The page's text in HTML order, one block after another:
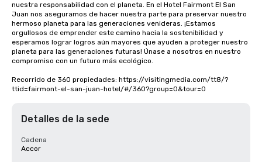
nuestra responsabilidad con el planeta. En el Hotel Fairmont El San
Juan nos aseguramos de hacer nuestra parte para preservar nuestro
hermoso planeta para las generaciones venideras. ¡Estamos
orgullosos de emprender este camino hacia la sostenibilidad y
esperamos lograr logros aún mayores que ayuden a proteger nuestro
planeta para las generaciones futuras! Únase a nosotros en nuestro
compromiso con un futuro más ecológico.
Recorrido de 360 propiedades: https://visitingmedia.com/tt8/?
ttid=fairmont-el-san-juan-hotel/#/360?group=0&tour=0
Detalles de la sede
Cadena
Accor